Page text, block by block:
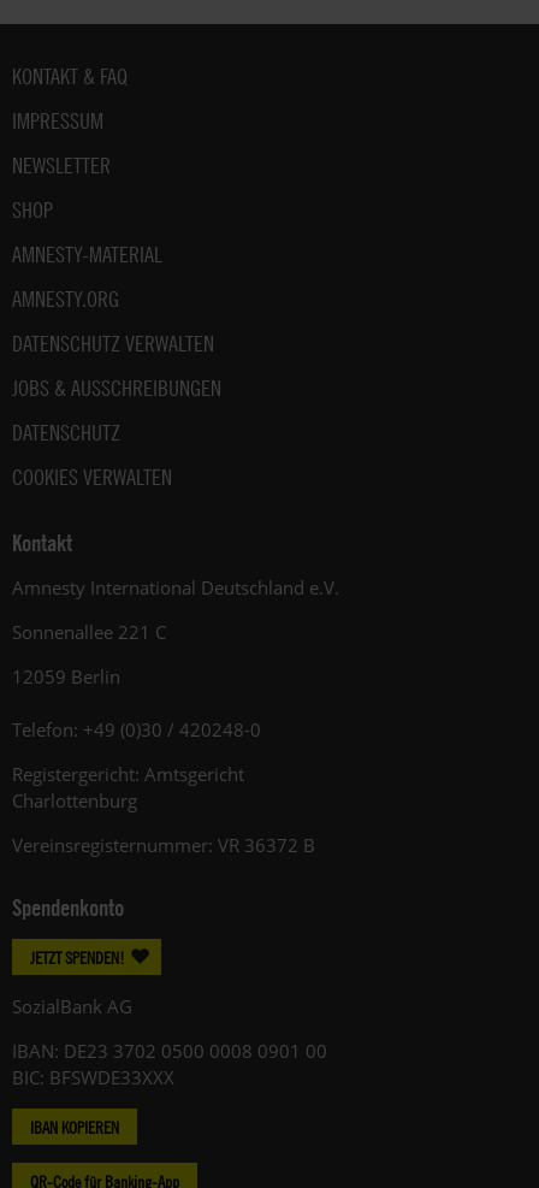
Fußbereich
KONTAKT & FAQ
IMPRESSUM
NEWSLETTER
SHOP
AMNESTY-MATERIAL
AMNESTY.ORG
DATENSCHUTZ VERWALTEN
JOBS & AUSSCHREIBUNGEN
DATENSCHUTZ
COOKIES VERWALTEN
Kontakt
Amnesty International Deutschland e.V.
Sonnenallee 221 C
12059 Berlin
Telefon: +49 (0)30 / 420248-0
Registergericht: Amtsgericht
Charlottenburg
Vereinsregisternummer: VR 36372 B
Spendenkonto
JETZT SPENDEN!
SozialBank AG
IBAN: DE23 3702 0500 0008 0901 00
BIC: BFSWDE33XXX
IBAN KOPIEREN
QR-Code für Banking-App